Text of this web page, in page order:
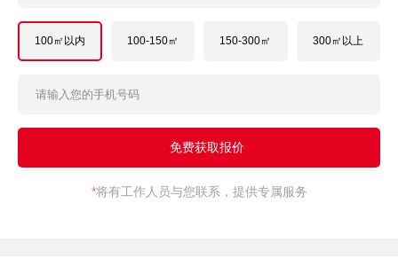
100㎡以内 100-150㎡ 150-300㎡ 300㎡以上
*将有工作人员与您联系，提供专属服务